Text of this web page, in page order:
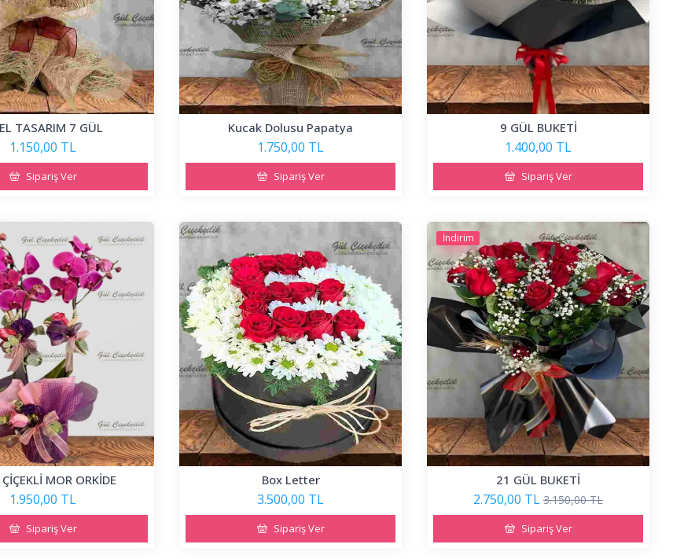
TASARIM 7 GÜL
1.150,00 TL
Sipariş Ver
Kucak Dolusu Papatya
1.750,00 TL
Sipariş Ver
9 GÜL BUKETİ
1.400,00 TL
Sipariş Ver
MOR ORKİDE
1.950,00 TL
Sipariş Ver
Box Letter
3.500,00 TL
Sipariş Ver
İndirim
21 GÜL BUKETİ
2.750,00 TL 3.150,00 TL
Sipariş Ver